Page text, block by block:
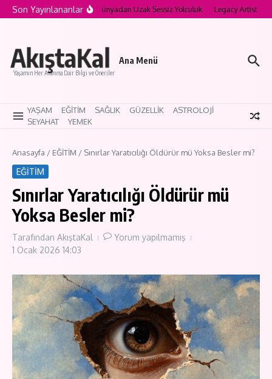
İçeriğe atla
Son Yayınlananlar
Saklı Köyleri: Modern Dünyadan Uzak Sessiz Yolculuk Legacy Artist
AkıştaKal
Yaşamın Her Alanına Dair Bilgi ve Öneriler
Ana Menü
YAŞAM EĞİTİM SAĞLIK GÜZELLİK
ASTROLOJİ
SEYAHAT
YEMEK
Anasayfa / EĞİTİM / Sınırlar Yaratıcılığı Öldürür mü Yoksa Besler mi?
EĞİTİM
Sınırlar Yaratıcılığı Öldürür mü
Yoksa Besler mi?
Tarafından AkıştaKal
Yorum yapılmamış
1 Ocak 2026 14:03